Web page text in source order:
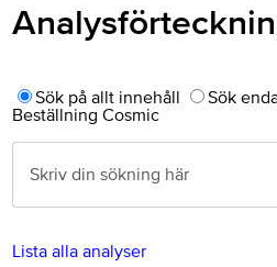
Sök på allt innehåll
Sök
Beställning Cosmic
Lista alla analyser